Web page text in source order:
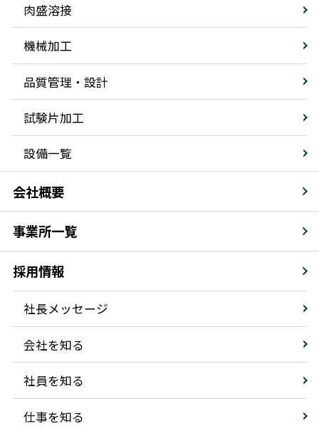
肉盛溶接
機械加工
品質管理・設計
試験片加工
設備一覧
会社概要
事業所一覧
採用情報
社長メッセージ
会社を知る
社員を知る
仕事を知る